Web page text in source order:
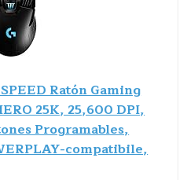
Ratón Gaming
25K, 25,600 DPI,
Programables,
compatibile,